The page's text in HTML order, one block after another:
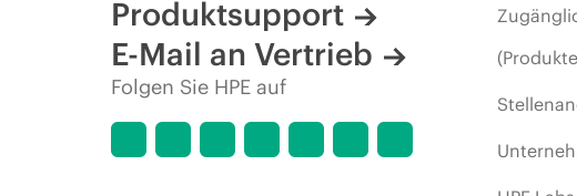
Produktsupport
E-Mail an Vertrieb
Folgen Sie HPE auf